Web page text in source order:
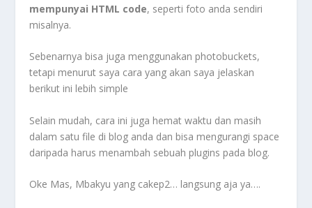
mempunyai HTML code, seperti foto anda sendiri
misalnya.
Sebenarnya bisa juga menggunakan photobuckets,
tetapi menurut saya cara yang akan saya jelaskan
berikut ini lebih simple
Selain mudah, cara ini juga hemat waktu dan masih
dalam satu file di blog anda dan bisa mengurangi space
daripada harus menambah sebuah plugins pada blog.
Oke Mas, Mbakyu yang cakep2… langsung aja ya….